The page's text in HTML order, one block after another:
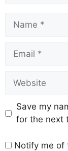
Save my
for the next
Notify me of